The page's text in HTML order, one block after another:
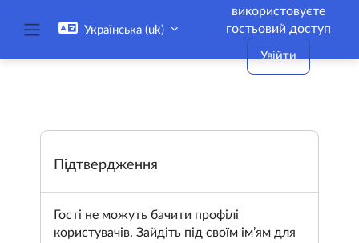
Українська ‎(uk)‎
використовуєте
гостьовий доступ
Увійти
Підтвердження
Гості не можуть бачити профілі
користувачів. Зайдіть під своїм ім’ям для